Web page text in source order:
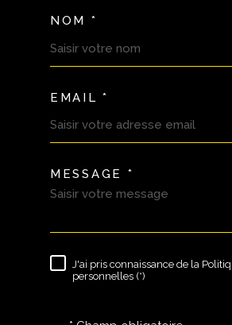
NOM *
EMAIL *
MESSAGE *
J'ai pris connaissance de la
personnelles (*)